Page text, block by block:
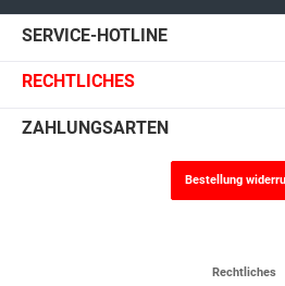
SERVICE-HOTLINE
RECHTLICHES
ZAHLUNGSARTEN
Bestellung
Rechtliches